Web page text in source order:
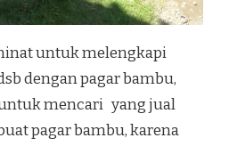
untuk melengkapi
dengan pagar bambu,
mencari yang jual
pagar bambu, karena